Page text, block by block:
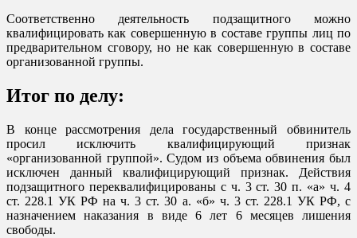
Соответственно деятельность подзащитного можно
квалифицировать как совершенную в составе группы лиц по
предварительном сговору, но не как совершенную в составе
организованной группы.
Итог по делу:
В конце рассмотрения дела государственный обвинитель
просил исключить квалифицирующий признак
«организованной группой». Судом из объема обвинения был
исключен данный квалифицирующий признак. Действия
подзащитного переквалифицированы с ч. 3 ст. 30 п. «а» ч. 4
ст. 228.1 УК РФ на ч. 3 ст. 30 а. «б» ч. 3 ст. 228.1 УК РФ, с
назначением наказания в виде 6 лет 6 месяцев лишения
свободы.